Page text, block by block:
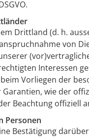
Drittland (d. h.
von
Interessen
Vorliegen der
wie der
Beachtung
Personen
Bestätigung